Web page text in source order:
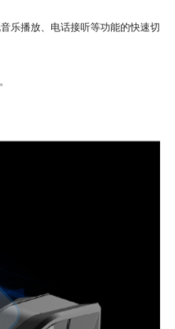
乐播放、电话接听等功能的快速切